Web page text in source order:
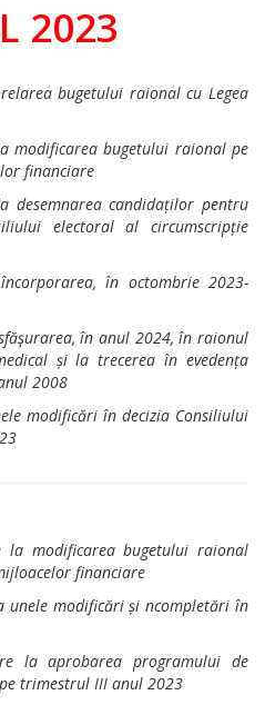
2023
bugetului raional cu Legea
modificarea bugetului raional pe
financiare
desemnarea candidaților pentru
electoral al circumscripție
în octombrie 2023-
în anul 2024, în raionul
și la trecerea în evedența
2008
modificări în decizia Consiliului
la modificarea bugetului raional
financiare
unele modificări și ncompletări în
la aprobarea programului de
trimestrul III anul 2023